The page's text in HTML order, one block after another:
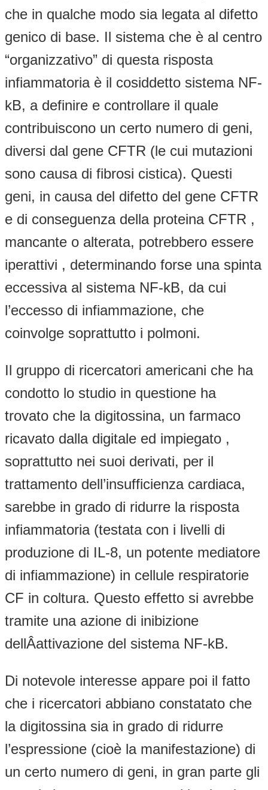
che in qualche modo sia legata al difetto
genico di base. Il sistema che è al centro
“organizzativo” di questa risposta
infiammatoria è il cosiddetto sistema NF-
kB, a definire e controllare il quale
contribuiscono un certo numero di geni,
diversi dal gene CFTR (le cui mutazioni
sono causa di fibrosi cistica). Questi
geni, in causa del difetto del gene CFTR
e di conseguenza della proteina CFTR ,
mancante o alterata, potrebbero essere
iperattivi , determinando forse una spinta
eccessiva al sistema NF-kB, da cui
l’eccesso di infiammazione, che
coinvolge soprattutto i polmoni.
Il gruppo di ricercatori americani che ha
condotto lo studio in questione ha
trovato che la digitossina, un farmaco
ricavato dalla digitale ed impiegato ,
soprattutto nei suoi derivati, per il
trattamento dell’insufficienza cardiaca,
sarebbe in grado di ridurre la risposta
infiammatoria (testata con i livelli di
produzione di IL-8, un potente mediatore
di infiammazione) in cellule respiratorie
CF in coltura. Questo effetto si avrebbe
tramite una azione di inibizione
dellÂattivazione del sistema NF-kB.
Di notevole interesse appare poi il fatto
che i ricercatori abbiano constatato che
la digitossina sia in grado di ridurre
l’espressione (cioè la manifestazione) di
un certo numero di geni, in gran parte gli